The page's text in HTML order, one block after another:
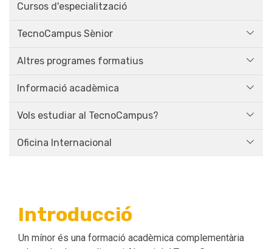
Cursos d'especialització
TecnoCampus Sènior
Altres programes formatius
Informació acadèmica
Vols estudiar al TecnoCampus?
Oficina Internacional
Introducció
Un mínor és una formació acadèmica complementària